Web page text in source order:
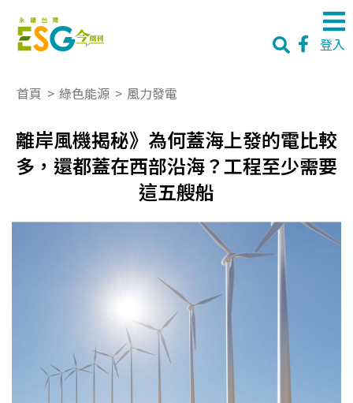
登入
首頁 > 綠色能源 > 風力發電
離岸風機揭秘》為何蓋海上發的電比較
多，還都蓋在西部沿海？工程至少需要
這五艘船